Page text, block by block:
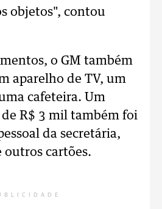
objetos", contou
o GM também
aparelho de TV, um
cafeteira. Um
de R$ 3 mil também foi
da secretária,
outros cartões.